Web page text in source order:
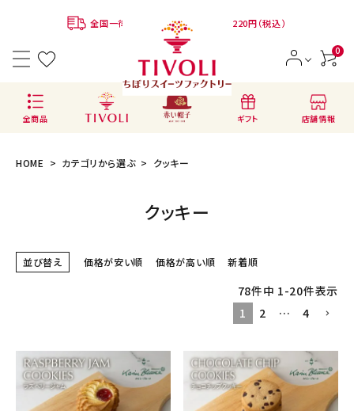
全国一律780円 ※クール便代：別途220円（税込）
0
全商品 ギフト 店舗情報
ようこそ ゲスト 様
CATEGORIES カテゴリから選ぶ
HOME カテゴリから選ぶ クッキー
クッキー
並び替え 価格が安い順 価格が高い順 新着順
78件中 1-20件表示
1
2 … 4